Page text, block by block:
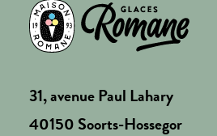
31, avenue Paul Lahary
40150 Soorts-Hossegor